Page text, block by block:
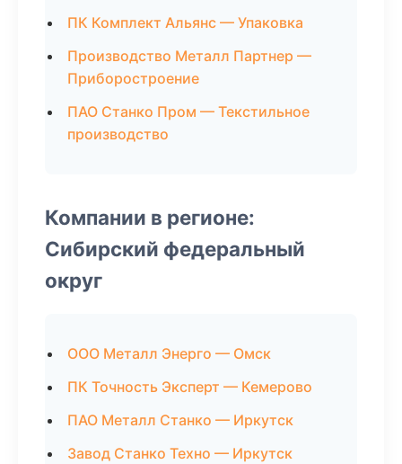
ПК Комплект Альянс — Упаковка
Производство Металл Партнер —
Приборостроение
ПАО Станко Пром — Текстильное
производство
Компании в регионе:
Сибирский федеральный
округ
ООО Металл Энерго — Омск
ПК Точность Эксперт — Кемерово
ПАО Металл Станко — Иркутск
Завод Станко Техно — Иркутск